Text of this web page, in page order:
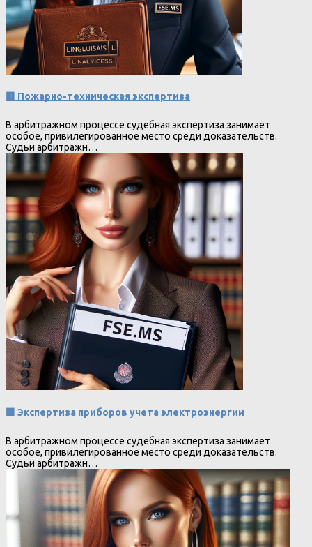
🟥 Пожарно-техническая экспертиза
В арбитражном процессе судебная экспертиза занимает
особое, привилегированное место среди доказательств.
Судьи арбитражн…
🟩 Экспертиза приборов учета электроэнергии
В арбитражном процессе судебная экспертиза занимает
особое, привилегированное место среди доказательств.
Судьи арбитражн…